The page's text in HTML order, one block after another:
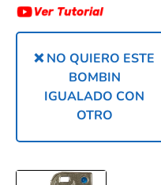
❌ NO QUIERO ESTE
BOMBIN
IGUALADO CON
OTRO